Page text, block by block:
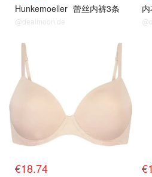
Hunkemoeller 蕾丝内裤3条
@dealmoon.de
€18.74